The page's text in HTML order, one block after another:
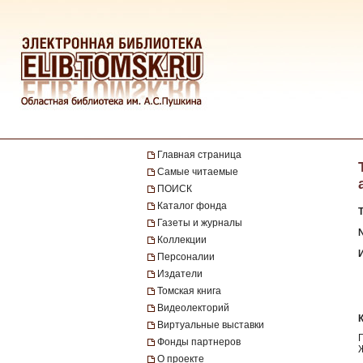
Главная страница
Самые читаемые
ПОИСК
Каталог фонда
Газеты и журналы
Коллекции
Персоналии
Издатели
Томская книга
Видеолекторий
Виртуальные выставки
Фонды партнеров
О проекте